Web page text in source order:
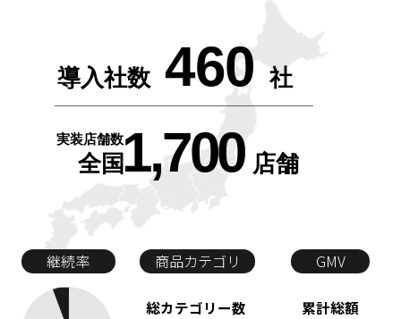
導入社数 460 社
実装店舗数
全国1,700 店舗
継続率 商品カテゴリ
総カテゴリー数
GMV
累計総額